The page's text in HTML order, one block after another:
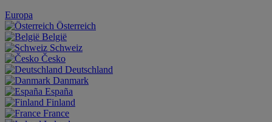
Europa
Österreich
België
Schweiz
Česko
Deutschland
Danmark
España
Finland
France